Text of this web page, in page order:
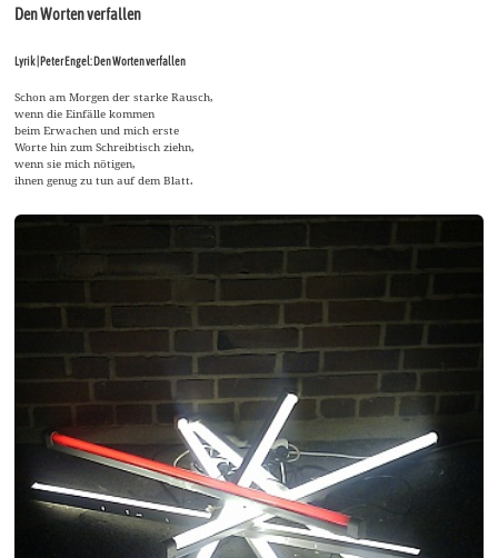
Den Worten verfallen
Lyrik | Peter Engel: Den Worten verfallen
Schon am Morgen der starke Rausch,
wenn die Einfälle kommen
beim Erwachen und mich erste
Worte hin zum Schreibtisch ziehn,
wenn sie mich nötigen,
ihnen genug zu tun auf dem Blatt.